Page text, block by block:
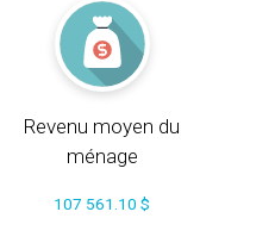
Revenu moyen du
ménage
107 561.10 $